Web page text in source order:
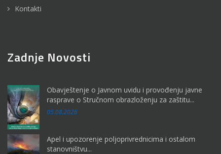
Kontakti
Zadnje Novosti
Obavještenje o Javnom uvidu i provođenju javne
rasprave o Stručnom obrazloženju za zaštitu...
05.08.2026
Apel i upozorenje poljoprivrednicima i ostalom
stanovništvu...